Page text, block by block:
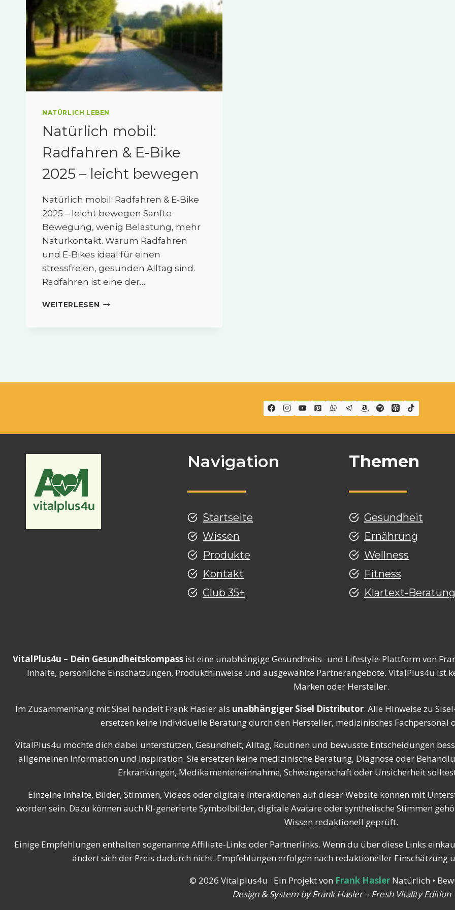
NATÜRLICH LEBEN
Natürlich mobil:
Radfahren & E-Bike
2025 – leicht bewegen
Natürlich mobil: Radfahren & E-Bike
2025 – leicht bewegen Sanfte
Bewegung, wenig Belastung, mehr
Naturkontakt. Warum Radfahren
und E-Bikes ideal für einen
stressfreien, gesunden Alltag sind.
Radfahren ist eine der…
WEITERLESEN NATÜRLICH
Navigation
Startseite
Wissen
Produkte
Kontakt
Club 35+
Themen
Gesundheit
Ernährung
Wellness
Fitness
Klartext-Beratung
VitalPlus4u – Dein Gesundheitskompassist eine unabhängige Gesundheits- und Lifestyle-Plattform von
Inhalte, persönliche Einschätzungen, Produkthinweise und ausgewählte Partnerangebote. VitalPlus4u
Marken oder Hersteller.
Im Zusammenhang mit Sisel handelt Frank Hasler als unabhängiger Sisel Distributor. Alle Hinweise zu
ersetzen keine individuelle Beratung durch den Hersteller, medizinisches Fachpersonal
VitalPlus4u möchte dich dabei unterstützen, Gesundheit, Alltag, Routinen und bewusste Entscheidungen
allgemeinen Information und Inspiration. Sie ersetzen keine medizinische Beratung, Diagnose oder
Erkrankungen, Medikamenteneinnahme, Schwangerschaft oder Unsicherheit
Einzelne Inhalte, Bilder, Stimmen, Videos oder digitale Interaktionen auf dieser Website können mit
worden sein. Dazu können auch KI-generierte Symbolbilder, digitale Avatare oder synthetische Stimmen
Wissen redaktionell geprüft.
Einige Empfehlungen enthalten sogenannte Affiliate-Links oder Partnerlinks. Wenn du über diese Links
ändert sich der Preis dadurch nicht. Empfehlungen erfolgen nach redaktioneller Einschätzung
© 2026 Vitalplus4u · Ein Projekt von Frank Hasler Natürlich •
Design & System by Frank Hasler – Fresh Vitality Edition